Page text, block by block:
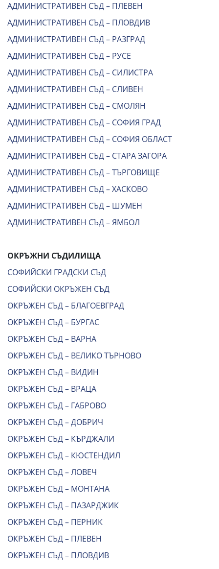
АДМИНИСТРАТИВЕН СЪД – ПЛЕВЕН
АДМИНИСТРАТИВЕН СЪД – ПЛОВДИВ
АДМИНИСТРАТИВЕН СЪД – РАЗГРАД
АДМИНИСТРАТИВЕН СЪД – РУСЕ
АДМИНИСТРАТИВЕН СЪД – СИЛИСТРА
АДМИНИСТРАТИВЕН СЪД – СЛИВЕН
АДМИНИСТРАТИВЕН СЪД – СМОЛЯН
АДМИНИСТРАТИВЕН СЪД – СОФИЯ ГРАД
АДМИНИСТРАТИВЕН СЪД – СОФИЯ ОБЛАСТ
АДМИНИСТРАТИВЕН СЪД – СТАРА ЗАГОРА
АДМИНИСТРАТИВЕН СЪД – ТЪРГОВИЩЕ
АДМИНИСТРАТИВЕН СЪД – ХАСКОВО
АДМИНИСТРАТИВЕН СЪД – ШУМЕН
АДМИНИСТРАТИВЕН СЪД – ЯМБОЛ
ОКРЪЖНИ СЪДИЛИЩА
СОФИЙСКИ ГРАДСКИ СЪД
СОФИЙСКИ ОКРЪЖЕН СЪД
ОКРЪЖЕН СЪД – БЛАГОЕВГРАД
ОКРЪЖЕН СЪД – БУРГАС
ОКРЪЖЕН СЪД – ВАРНА
ОКРЪЖЕН СЪД – ВЕЛИКО ТЪРНОВО
ОКРЪЖЕН СЪД – ВИДИН
ОКРЪЖЕН СЪД – ВРАЦА
ОКРЪЖЕН СЪД – ГАБРОВО
ОКРЪЖЕН СЪД – ДОБРИЧ
ОКРЪЖЕН СЪД – КЪРДЖАЛИ
ОКРЪЖЕН СЪД – КЮСТЕНДИЛ
ОКРЪЖЕН СЪД – ЛОВЕЧ
ОКРЪЖЕН СЪД – МОНТАНА
ОКРЪЖЕН СЪД – ПАЗАРДЖИК
ОКРЪЖЕН СЪД – ПЕРНИК
ОКРЪЖЕН СЪД – ПЛЕВЕН
ОКРЪЖЕН СЪД – ПЛОВДИВ